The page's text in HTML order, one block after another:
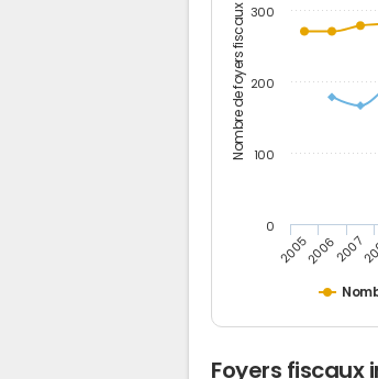
Nombre de foyers fiscaux
200520062007
0
100
200
300
Foyers fiscaux